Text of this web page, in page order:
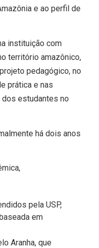
e ao perfil de
instituição com
território amazônico,
pedagógico, no
prática e nas
estudantes no
há dois anos
pela USP,
em
Aranha, que